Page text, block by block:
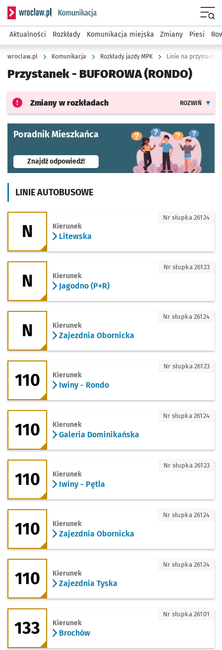
Serwis informacyjny wroclaw.pl podserwis: Komunikacja
Aktualności Rozkłady Komunikacja miejska Zmiany Piesi
wroclaw.pl Komunikacja Rozkłady jazdy MPK Linie na przystanku
Przystanek - BUFOROWA (RONDO)
Zmiany w rozkładach ROZWIŃ
Poradnik Mieszkańca
Znajdź odpowiedź!- otworzy się w nowej karcie
LINIE AUTOBUSOWE
N - kierunek Litewska
N Kierunek
Litewska
Nr słupka 26124
N - kierunek Jagodno (P+R)
N Kierunek
Jagodno (P+R)
Nr słupka 26123
N - kierunek Zajezdnia Obornicka
N Kierunek
Zajezdnia Obornicka
Nr słupka 26124
110 - kierunek Iwiny - Rondo
110 Kierunek
Iwiny - Rondo
Nr słupka 26123
110 - kierunek Galeria Dominikańska
110 Kierunek
Galeria Dominikańska
Nr słupka 26124
110 - kierunek Iwiny - Pętla
110 Kierunek
Iwiny - Pętla
Nr słupka 26123
110 - kierunek Zajezdnia Obornicka
110 Kierunek
Zajezdnia Obornicka
Nr słupka 26124
110 - kierunek Zajezdnia Tyska
110 Kierunek
Zajezdnia Tyska
Nr słupka 26124
133 - kierunek Brochów
133 Kierunek
Brochów
Nr słupka 26101